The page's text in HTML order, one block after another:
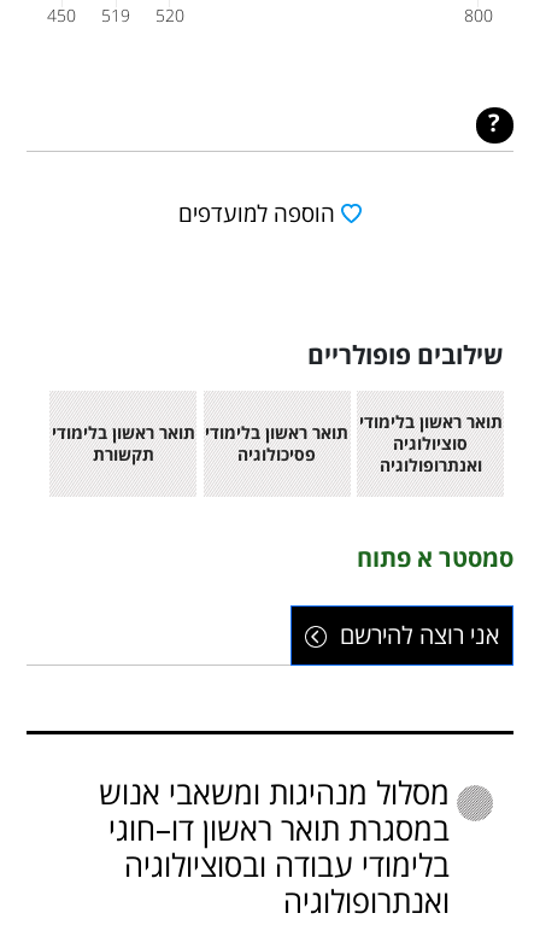
450 519 520 800
הוספה למועדפים
שילובים פופולריים
תואר ראשון בלימודי
סוציולוגיה
ואנתרופולוגיה
תואר ראשון בלימודי
פסיכולוגיה
תואר ראשון בלימודי
תקשורת
סמסטר א פתוח
אני רוצה להירשם
מסלול מנהיגות ומשאבי אנוש
במסגרת תואר ראשון דו–חוגי
בלימודי עבודה ובסוציולוגיה
ואנתרופולוגיה